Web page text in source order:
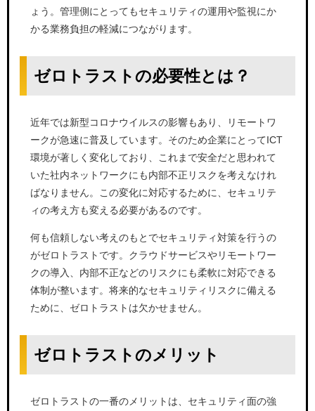
ょう。管理側にとってもセキュリティの運用や監視にか
かる業務負担の軽減につながります。
ゼロトラストの必要性とは？
近年では新型コロナウイルスの影響もあり、リモートワ
ークが急速に普及しています。そのため企業にとってICT
環境が著しく変化しており、これまで安全だと思われて
いた社内ネットワークにも内部不正リスクを考えなけれ
ばなりません。この変化に対応するために、セキュリテ
ィの考え方も変える必要があるのです。
何も信頼しない考えのもとでセキュリティ対策を行うの
がゼロトラストです。クラウドサービスやリモートワー
クの導入、内部不正などのリスクにも柔軟に対応できる
体制が整います。将来的なセキュリティリスクに備える
ために、ゼロトラストは欠かせません。
ゼロトラストのメリット
ゼロトラストの一番のメリットは、セキュリティ面の強